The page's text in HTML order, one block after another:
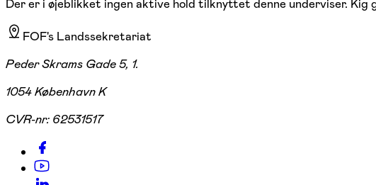
Der er i øjeblikket ingen aktive hold tilknyttet denne underviser. Kig
FOF's Landssekretariat
Peder Skrams Gade 5, 1.
1054 København K
CVR-nr: 62531517